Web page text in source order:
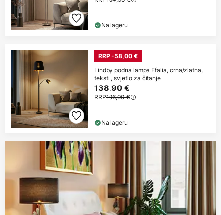
Na lageru
RRP -58,00 €
Lindby podna lampa Efalia, crna/zlatna,
tekstil, svjetlo za čitanje
138,90 €
RRP196,90 €
Na lageru